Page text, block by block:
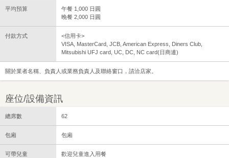
平均預算
午餐 1,000 日圓
晚餐 2,000 日圓
付款方式
<信用卡>
VISA, MasterCard, JCB, American Express, Diners Club,
Mitsubishi UFJ card, UC, DC, NC card(日商連)
關於業者名稱、負責人或業務負責人及聯絡窗口，請洽店家。
座位/設備資訊
總席數 62
包廂 包廂
可帶兒童
歡迎兒童進入用餐